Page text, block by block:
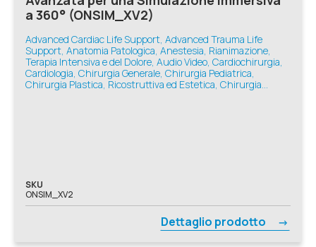
a 360° (ONSIM_XV2)
Advanced Cardiac Life Support, Advanced Trauma Life
Support, Anatomia Patologica, Anestesia, Rianimazione,
Terapia Intensiva e del Dolore, Audio Video, Cardiochirurgia,
Cardiologia, Chirurgia Generale, Chirurgia Pediatrica,
Chirurgia Plastica, Ricostruttiva ed Estetica, Chirurgia
SKU
ONSIM_XV2
Dettaglio prodotto